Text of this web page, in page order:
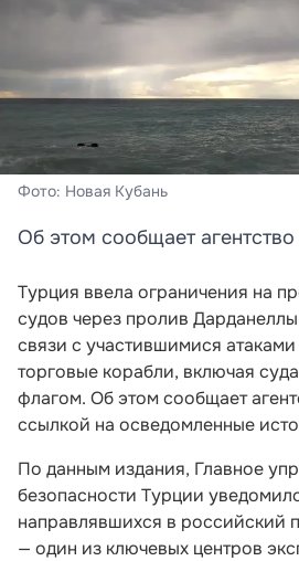
Фото: Новая Кубань
Об этом сообщает
Турция ввела ограничения на
судов через пролив
связи с участившимися
торговые корабли, включая
флагом. Об этом сообщает
ссылкой на осведомленные
По данным издания, Главное
безопасности Турции
направлявшихся в российский
— один из ключевых центров